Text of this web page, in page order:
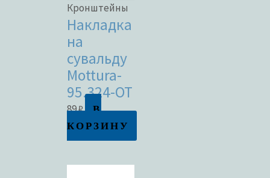
Кронштейны
Накладка
на
сувальду
Mottura-
95.324-OT
89₽
В
КОРЗИНУ